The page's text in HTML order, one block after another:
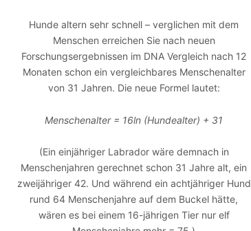
Hunde altern sehr schnell – verglichen mit dem
Menschen erreichen Sie nach neuen
Forschungsergebnissen im DNA Vergleich nach 12
Monaten schon ein vergleichbares Menschenalter
von 31 Jahren. Die neue Formel lautet:
Menschenalter = 16ln (Hundealter) + 31
(Ein einjähriger Labrador wäre demnach in
Menschenjahren gerechnet schon 31 Jahre alt, ein
zweijähriger 42. Und während ein achtjähriger Hund
rund 64 Menschenjahre auf dem Buckel hätte,
wären es bei einem 16-jährigen Tier nur elf